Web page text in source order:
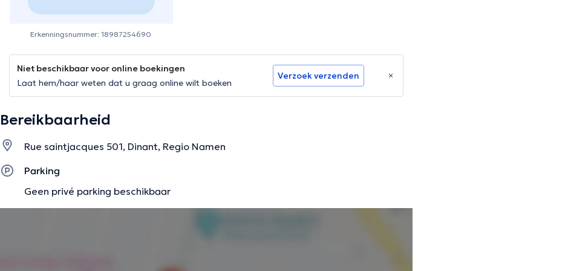
Erkenningsnummer: 18987254690
Niet beschikbaar voor online boekingen
Laat hem/haar weten dat u graag online wilt boeken
Verzoek verzenden
Bereikbaarheid
Rue saintjacques 501, Dinant, Regio Namen
Parking
Geen privé parking beschikbaar